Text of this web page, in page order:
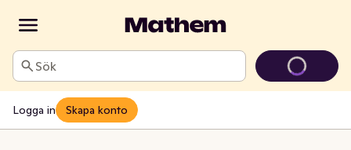
Sök
Logga in Skapa konto